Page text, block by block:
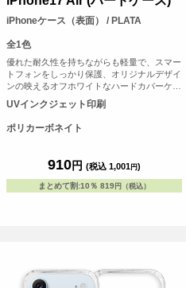
iPhoneケース（表面） / PLATA
全1色
優れた耐久性を持ちながらも軽量で、スマー
トフォンをしっかり保護、オリジナルデザイ
ンの映えるオフホワイトなハードカバーケー
スです。
UVインクジェット印刷
ポリカーボネイト
910円 (税込 1,001 円)
まとめて割:10％ 819 円（税込）